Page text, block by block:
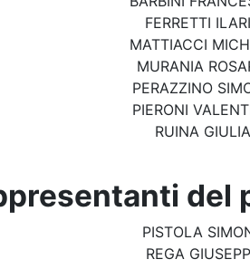
FERRETTI
MATTIACCI
MURANIA
PERAZZINO
PIERONI
RUINA GIULIA
del
PISTOLA
REGA